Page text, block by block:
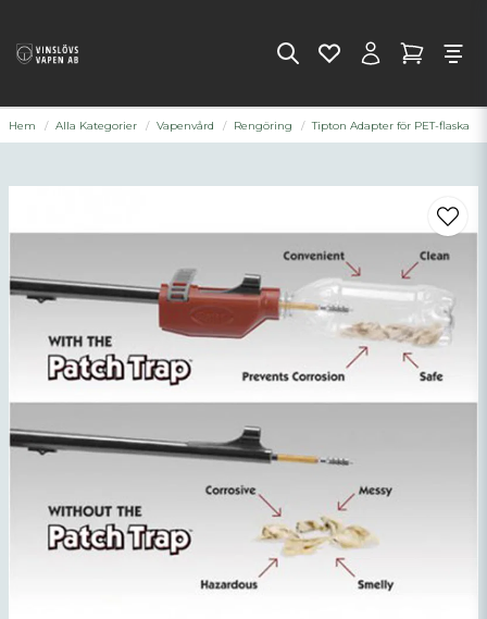
Hem Alla Kategorier Vapenvård Rengöring Tipton Adapter för PET-flaska